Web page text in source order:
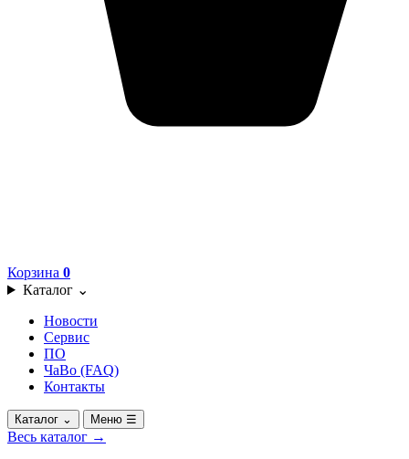
Корзина 0
Каталог ⌄
Новости
Сервис
ПО
ЧаВо (FAQ)
Контакты
Каталог ⌄ Меню ☰
Весь каталог →